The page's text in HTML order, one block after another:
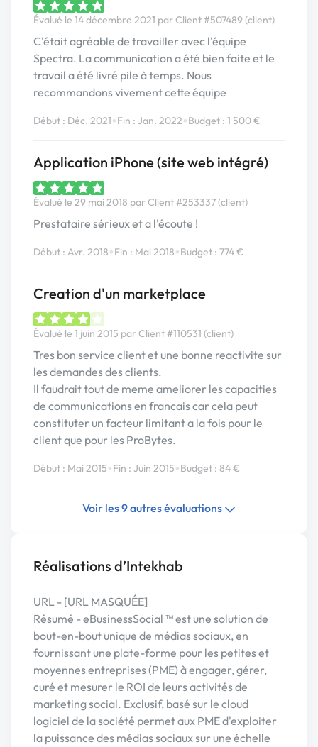
Évalué le 14 décembre 2021 par Client #507489 (client)
C'était agréable de travailler avec l'équipe
Spectra. La communication a été bien faite et le
travail a été livré pile à temps. Nous
recommandons vivement cette équipe
Début : Déc. 2021•Fin : Jan. 2022•Budget : 1 500 €
Application iPhone (site web intégré)
Évalué le 29 mai 2018 par Client #253337 (client)
Prestataire sérieux et a l'écoute !
Début : Avr. 2018•Fin : Mai 2018•Budget : 774 €
Creation d'un marketplace
Évalué le 1 juin 2015 par Client #110531 (client)
Tres bon service client et une bonne reactivite sur
les demandes des clients.
Il faudrait tout de meme ameliorer les capacities
de communications en francais car cela peut
constituter un facteur limitant a la fois pour le
client que pour les ProBytes.
Début : Mai 2015•Fin : Juin 2015•Budget : 84 €
Voir les 9 autres évaluations
Réalisations d’Intekhab
URL - [URL MASQUÉE]
Résumé - eBusinessSocial ™ est une solution de
bout-en-bout unique de médias sociaux, en
fournissant une plate-forme pour les petites et
moyennes entreprises (PME) à engager, gérer,
curé et mesurer le ROI de leurs activités de
marketing social. Exclusif, basé sur le cloud
logiciel de la société permet aux PME d'exploiter
la puissance des médias sociaux sur une échelle